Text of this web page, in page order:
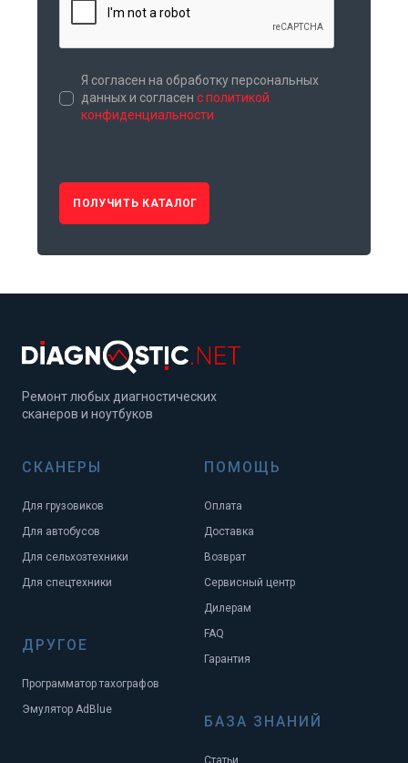
Я согласен на обработку персональных
данных и согласен с политикой
конфиденциальности
ПОЛУЧИТЬ КАТАЛОГ
Ремонт любых диагностических
сканеров и ноутбуков
СКАНЕРЫ
Для грузовиков
Для автобусов
Для сельхозтехники
Для спецтехники
ДРУГОЕ
Программатор тахографов
Эмулятор AdBlue
ПОМОЩЬ
Оплата
Доставка
Возврат
Сервисный центр
Дилерам
FAQ
Гарантия
БАЗА ЗНАНИЙ
Статьи